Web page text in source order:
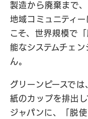
製造から廃棄まで
地域コミュニティ
こそ、世界規模で
能なシステムチェ
ん。
グリーンピースで
紙のカップを排出
ジャパンに、「脱